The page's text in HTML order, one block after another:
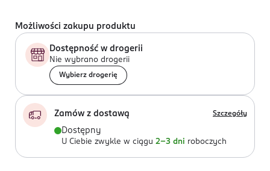
Możliwości zakupu produktu
Dostępność w drogerii
Nie wybrano drogerii
Wybierz drogerię
Zamów z dostawą Szczegóły
Dostępny
U Ciebie zwykle w ciągu 2-3 dni roboczych